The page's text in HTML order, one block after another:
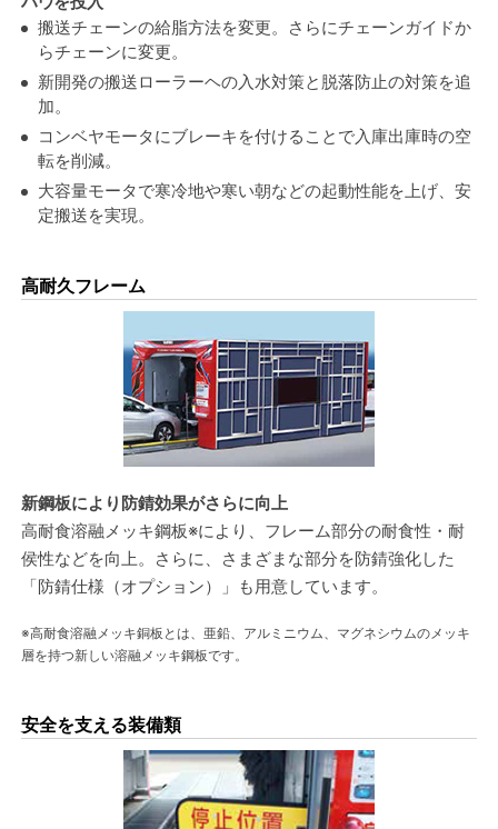
搬送チェーンの給脂方法を変更。さらにチェーンガイドか
らチェーンに変更。
新開発の搬送ローラーヘの入水対策と脱落防止の対策を追
加。
コンベヤモータにブレーキを付けることで入庫出庫時の空
転を削減。
大容量モータで寒冷地や寒い朝などの起動性能を上げ、安
定搬送を実現。
高耐久フレーム
新鋼板により防錆効果がさらに向上
高耐食溶融メッキ鋼板※により、フレーム部分の耐食性・耐
侯性などを向上。さらに、さまざまな部分を防錆強化した
「防錆仕様（オプション）」も用意しています。
※高耐食溶融メッキ銅板とは、亜鉛、アルミニウム、マグネシウムのメッキ
層を持つ新しい溶融メッキ鋼板です。
安全を支える装備類